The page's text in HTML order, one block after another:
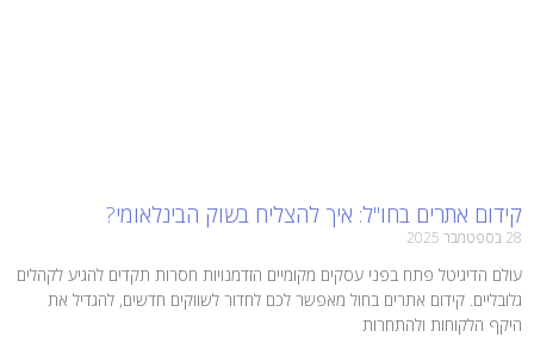
קידום אתרים בחו"ל: איך להצליח בשוק הבינלאומי?
28 בספטמבר 2025
עולם הדיגיטל פתח בפני עסקים מקומיים הזדמנויות חסרות תקדים להגיע לקהלים
גלובליים. קידום אתרים בחול מאפשר לכם לחדור לשווקים חדשים, להגדיל את
היקף הלקוחות ולהתחרות